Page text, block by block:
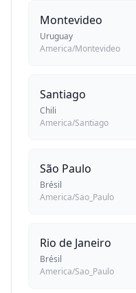
Montevideo
Uruguay
America/Montevideo
Santiago
Chili
America/Santiago
São Paulo
Brésil
America/Sao_Paulo
Rio de Janeiro
Brésil
America/Sao_Paulo